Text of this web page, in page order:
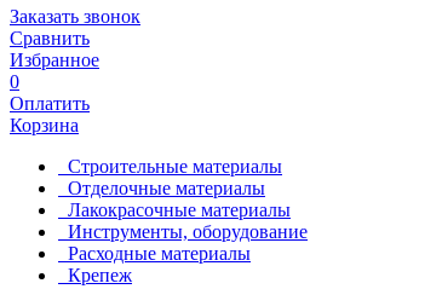
Заказать звонок
Сравнить
Избранное
0
Оплатить
Корзина
Строительные материалы
Отделочные материалы
Лакокрасочные материалы
Инструменты, оборудование
Расходные материалы
Крепеж